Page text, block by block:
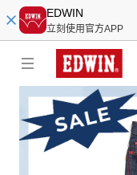
EDWIN
立刻使用官方APP